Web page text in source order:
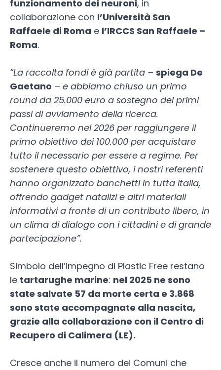
funzionamento dei neuroni, in
collaborazione con l’Università San
Raffaele di Roma e l’IRCCS San Raffaele –
Roma.
“La raccolta fondi è già partita – spiega De
Gaetano – e abbiamo chiuso un primo
round da 25.000 euro a sostegno dei primi
passi di avviamento della ricerca.
Continueremo nel 2026 per raggiungere il
primo obiettivo dei 100.000 per acquistare
tutto il necessario per essere a regime. Per
sostenere questo obiettivo, i nostri referenti
hanno organizzato banchetti in tutta Italia,
offrendo gadget natalizi e altri materiali
informativi a fronte di un contributo libero, in
un clima di dialogo con i cittadini e di grande
partecipazione”.
Simbolo dell’impegno di Plastic Free restano
le tartarughe marine: nel 2025 ne sono
state salvate 57 da morte certa e 3.868
sono state accompagnate alla nascita,
grazie alla collaborazione con il Centro di
Recupero di Calimera (LE).
Cresce anche il numero dei Comuni che